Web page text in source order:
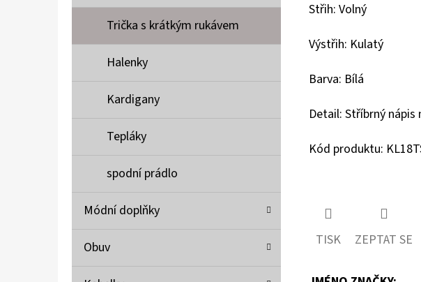
Trička s krátkým rukávem
Halenky
Kardigany
Tepláky
spodní prádlo
Módní doplňky
Obuv
Střih: Volný
Výstřih: Kulatý
Barva: Bílá
Detail: Stříbrný nápis
Kód produktu:
TISK ZEPTAT SE